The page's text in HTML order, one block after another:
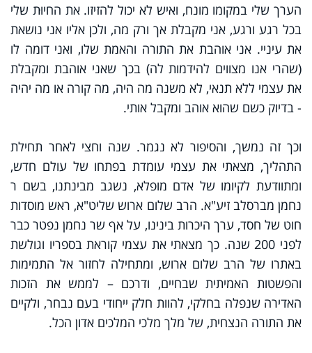
הערך שלי במקומו מונח, ואיש לא יכול להזיזו. את החיוּת שלי
בכל רגע ורגע, אני מקבלת אך ורק מה, ולכן אליו אני נושאת
את עיניי. אני אוהבת את התורה והאמת שלו, ואני דומה לו
(שהרי אנו מצווים להידמות לה) בכך שאני אוהבת ומקבלת
את עצמי ללא תנאי, לא משנה מה היה, מה קורה או מה יהיה
- בדיוק כשם שהוא אוהב ומקבל אותי.
וכך זה נמשך, והסיפור לא נגמר. שנה וחצי לאחר תחילת
התהליך, מצאתי את עצמי עומדת בפתחו של עולם חדש,
ומתוודעת לקיומו של אדם מופלא, נשגב מבינתנו, בשם ר
נחמן מברסלב זיע"א. הרב שלום ארוש שליט"א, ראש מוסדות
חוט של חסד, ערך היכרות בינינו, על אף שר נחמן נפטר כבר
לפני 200 שנה. כך מצאתי את עצמי קוראת בספריו וגולשת
באתרו של הרב שלום ארוש, ומתחילה לחזור אל התמימות
והפשטות האמיתית שבחיים, ודרכם – לממש את הזכות
האדירה שנפלה בחלקי, להוות חלק ייחודי בעם נבחר, ולקיים
את התורה הנצחית, של מלך מלכי המלכים אדון הכל.